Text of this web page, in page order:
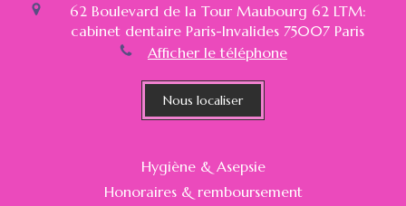
62 Boulevard de la Tour Maubourg 62 LTM:
cabinet dentaire Paris-Invalides 75007 Paris
Afficher le téléphone
Nous localiser
Hygiène & Asepsie
Honoraires & remboursement